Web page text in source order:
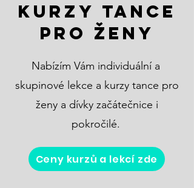
Kurzy tance
pro ženy
Nabízím Vám individuální a
skupinové lekce a kurzy tance pro
ženy a dívky začátečnice i
pokročilé.
Ceny kurzů a lekcí zde